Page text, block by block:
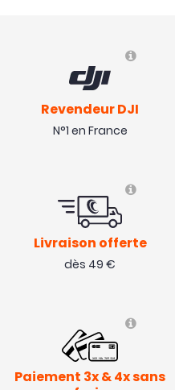
Revendeur DJI
N°1 en France
Livraison offerte
dès 49 €
Paiement 3x & 4x sans